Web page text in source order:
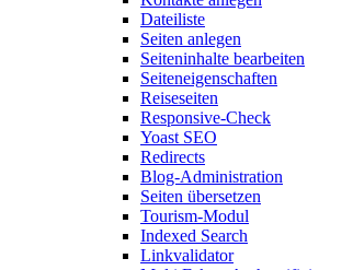
Dateiliste
Seiten anlegen
Seiteninhalte bearbeiten
Seiteneigenschaften
Reiseseiten
Responsive-Check
Yoast SEO
Redirects
Blog-Administration
Seiten übersetzen
Tourism-Modul
Indexed Search
Linkvalidator